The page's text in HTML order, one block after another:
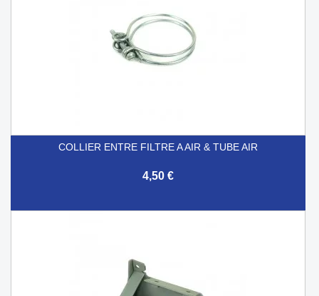
COLLIER ENTRE FILTRE A AIR & TUBE AIR
4,50 €